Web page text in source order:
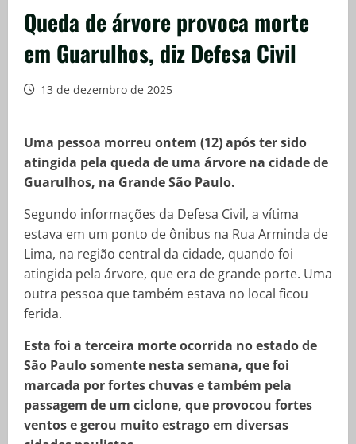
Queda de árvore provoca morte
em Guarulhos, diz Defesa Civil
13 de dezembro de 2025
Uma pessoa morreu ontem (12) após ter sido
atingida pela queda de uma árvore na cidade de
Guarulhos, na Grande São Paulo.
Segundo informações da Defesa Civil, a vítima
estava em um ponto de ônibus na Rua Arminda de
Lima, na região central da cidade, quando foi
atingida pela árvore, que era de grande porte. Uma
outra pessoa que também estava no local ficou
ferida.
Esta foi a terceira morte ocorrida no estado de
São Paulo somente nesta semana, que foi
marcada por fortes chuvas e também pela
passagem de um ciclone, que provocou fortes
ventos e gerou muito estrago em diversas